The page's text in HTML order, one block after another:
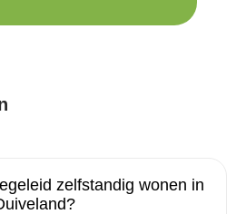
zelfstandig wonen in